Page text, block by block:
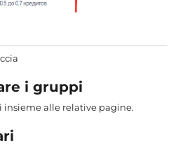
i gruppi
alle relative pagine.